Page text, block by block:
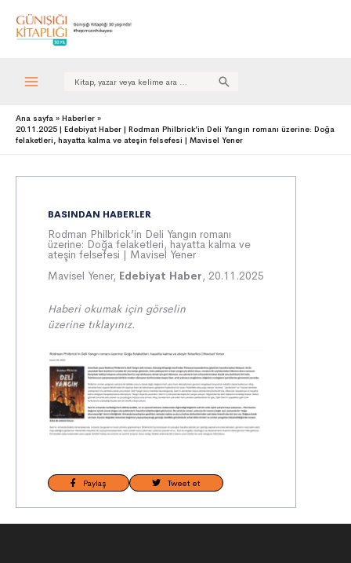
Search
Ana sayfa
Haberler
20.11.2025 | Edebiyat Haber | Rodman Philbrick’in Deli Yangın romanı üzerine: Doğa
felaketleri, hayatta kalma ve ateşin felsefesi | Mavisel Yener
BASINDAN HABERLER
Rodman Philbrick’in Deli Yangın romanı
üzerine: Doğa felaketleri, hayatta kalma ve
ateşin felsefesi | Mavisel Yener
Mavisel Yener, Edebiyat Haber, 20.11.2025
Haberi okumak için görselin
üzerine tıklayınız.
Paylaş Tweet et